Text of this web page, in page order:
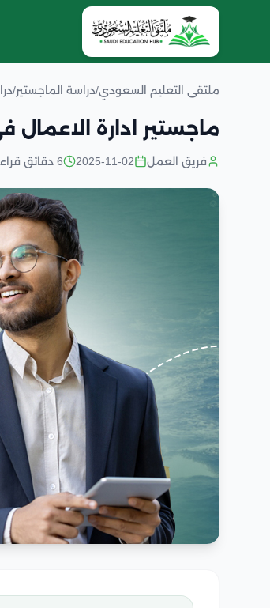
ملتقى التعليم السعودي/دراسة الماجستير/
ماجستير ادارة الاعمال
فريق العمل 2025-11-02 6 دقائق قراءة